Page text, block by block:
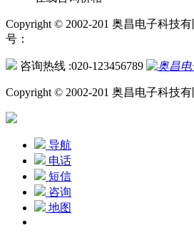
Copyright © 2002-201 奥昌电子科技
号：
咨询热线 :020-123456789
Copyright © 2002-201 奥昌电子科技
导航
电话
短信
咨询
地图